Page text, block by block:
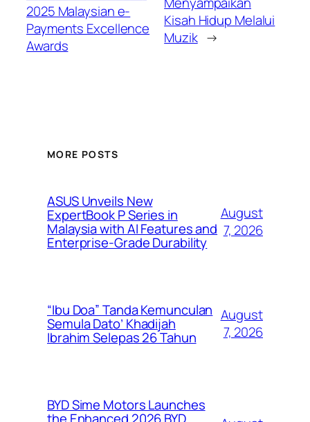
2025 Malaysian e-
Payments Excellence
Awards
Kisah Hidup Melalui
Muzik →
MORE POSTS
ASUS Unveils New
ExpertBook P Series in
Malaysia with AI Features and
Enterprise-Grade Durability
August
7, 2026
“Ibu Doa” Tanda Kemunculan
Semula Dato’ Khadijah
Ibrahim Selepas 26 Tahun
August
7, 2026
BYD Sime Motors Launches